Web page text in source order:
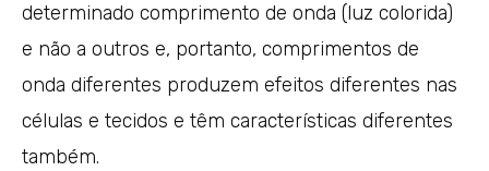
determinado comprimento de onda (luz colorida)
e não a outros e, portanto, comprimentos de
onda diferentes produzem efeitos diferentes nas
células e tecidos e têm características diferentes
também.